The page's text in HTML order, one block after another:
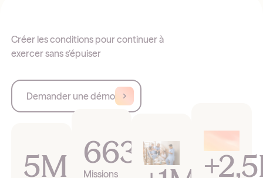
Créer les conditions pour continuer à
exercer sans s’épuiser
Demander une démo
5M 663
Missions